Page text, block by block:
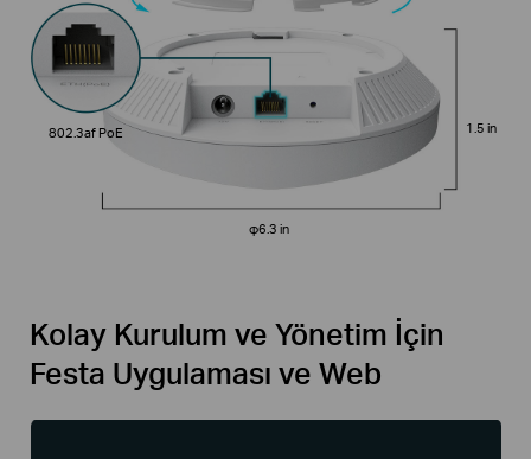
802.3af PoE
φ6.3 in
1.5 in
Kolay Kurulum ve Yönetim İçin
Festa Uygulaması ve Web